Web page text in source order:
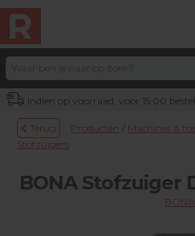
Indien op voorraad, voor 15:00
Terug Producten / Machines &
Stofzuigers
BONA Stofzuiger
BONA